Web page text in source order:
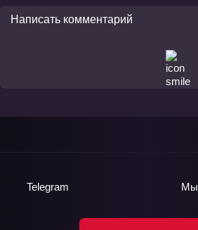
Telegram Мы